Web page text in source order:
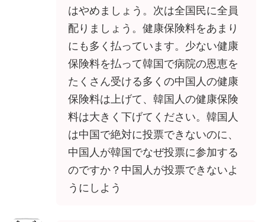
はやめましょう。次は全国民に全員
配りましょう。健康保険料をあまり
にも多く払っています。少ない健康
保険料を払って韓国で病院の恩恵を
たくさん受ける多くの中国人の健康
保険料は上げて、韓国人の健康保険
料は大きく下げてください。韓国人
は中国で絶対に投票できないのに、
中国人が韓国でなぜ投票に参加する
のですか？中国人が投票できないよ
うにしよう